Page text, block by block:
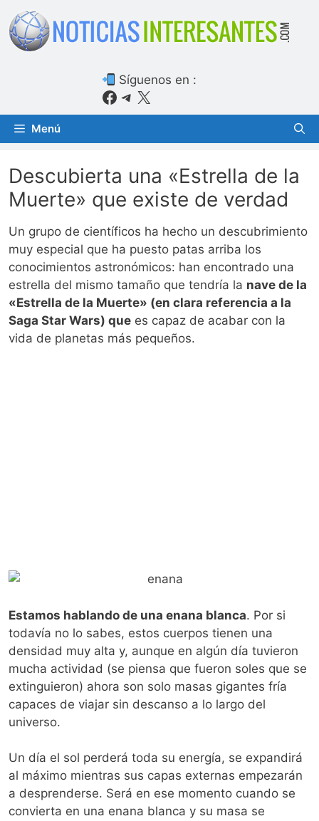
Saltar
contenido
Síguenos en :
Facebook
Telegram
X
Menú
Descubierta una «Estrella de la
Muerte» que existe de verdad
Un grupo de científicos ha hecho un descubrimiento
muy especial que ha puesto patas arriba los
conocimientos astronómicos: han encontrado una
estrella del mismo tamaño que tendría la nave de la
«Estrella de la Muerte» (en clara referencia a la
Saga Star Wars) que es capaz de acabar con la
vida de planetas más pequeños.
Estamos hablando de una enana blanca. Por si
todavía no lo sabes, estos cuerpos tienen una
densidad muy alta y, aunque en algún día tuvieron
mucha actividad (se piensa que fueron soles que se
extinguieron) ahora son solo masas gigantes fría
capaces de viajar sin descanso a lo largo del
universo.
Un día el sol perderá toda su energía, se expandirá
al máximo mientras sus capas externas empezarán
a desprenderse. Será en ese momento cuando se
convierta en una enana blanca y su masa se